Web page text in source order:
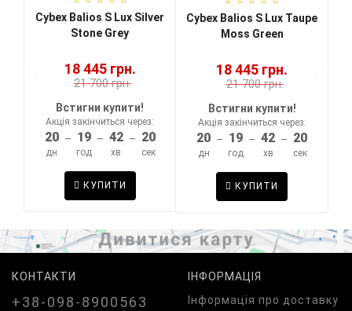
Cybex Balios S Lux Silver
Stone Grey
18 445 грн.
21 700 грн.
Встигни купити!
Акція закінчиться через:
20
дн
– 19
год
– 42
хв
– 20
сек
КУПИТИ
Cybex Balios S Lux Taupe
Moss Green
18 445 грн.
21 700 грн.
Встигни купити!
Акція закінчиться через:
20
дн
– 19
год
– 42
хв
– 20
сек
КУПИТИ
КОНТАКТИ
+38-098-8900563
ІНФОРМАЦІЯ
Iнформація про доставку